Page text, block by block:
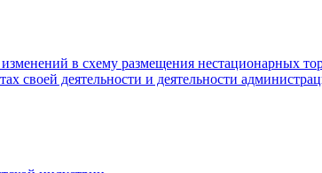
в схему размещения нестационарных
своей деятельности и деятельности